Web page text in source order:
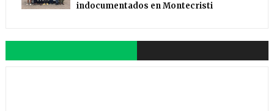
indocumentados en Montecristi